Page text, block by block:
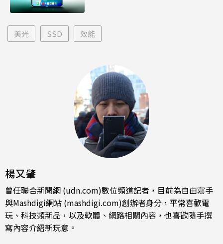
美光 SSD 效能
楊又肇
曾任聯合新聞網 (udn.com)數位頻道記者，目前為自由寫手
與Mashdigi網站 (mashdigi.com)創辦者身分，平常喜歡電
玩、科技類新品，以及軟體、網路相關內容，也喜歡隨手撰
寫內容介紹新玩意。